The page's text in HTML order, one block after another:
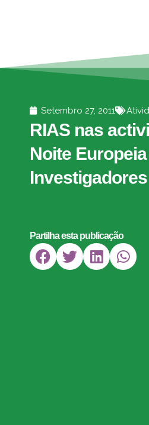
Setembro 27, 2011
RIAS nas
Noite
Investigadores
Partilha esta publicação